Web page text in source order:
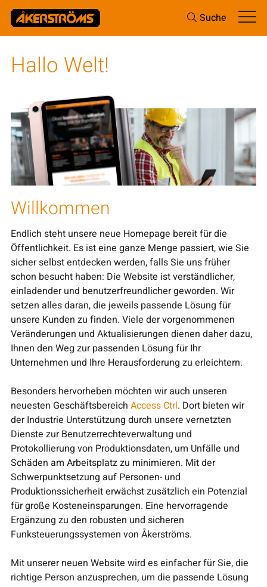
Suche
Hallo Welt!
Willkommen
Endlich steht unsere neue Homepage bereit für die
Öffentlichkeit. Es ist eine ganze Menge passiert, wie Sie
sicher selbst entdecken werden, falls Sie uns früher
schon besucht haben: Die Website ist verständlicher,
einladender und benutzerfreundlicher geworden. Wir
setzen alles daran, die jeweils passende Lösung für
unsere Kunden zu finden. Viele der vorgenommenen
Veränderungen und Aktualisierungen dienen daher dazu,
Ihnen den Weg zur passenden Lösung für Ihr
Unternehmen und Ihre Herausforderung zu erleichtern.
Besonders hervorheben möchten wir auch unseren
neuesten Geschäftsbereich Access Ctrl. Dort bieten wir
der Industrie Unterstützung durch unsere vernetzten
Dienste zur Benutzerrechteverwaltung und
Protokollierung von Produktionsdaten, um Unfälle und
Schäden am Arbeitsplatz zu minimieren. Mit der
Schwerpunktsetzung auf Personen- und
Produktionssicherheit erwächst zusätzlich ein Potenzial
für große Kosteneinsparungen. Eine hervorragende
Ergänzung zu den robusten und sicheren
Funksteuerungssystemen von Åkerströms.
Mit unserer neuen Website wird es einfacher für Sie, die
richtige Person anzusprechen, um die passende Lösung